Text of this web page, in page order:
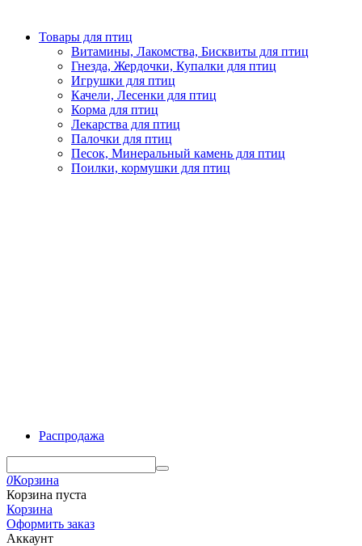
Товары для птиц
Витамины, Лакомства, Бисквиты для птиц
Гнезда, Жердочки, Купалки для птиц
Игрушки для птиц
Качели, Лесенки для птиц
Корма для птиц
Лекарства для птиц
Палочки для птиц
Песок, Минеральный камень для птиц
Поилки, кормушки для птиц
Распродажа
0Корзина
Корзина пуста
Корзина
Оформить заказ
Аккаунт